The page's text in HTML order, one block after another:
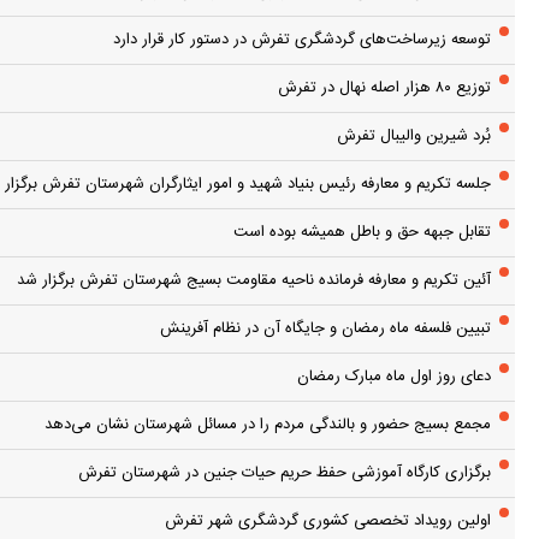
توسعه زیرساخت‌های گردشگری تفرش در دستور کار قرار دارد
توزیع ۸۰ هزار اصله نهال در تفرش
بُرد شیرین والیبال تفرش
جلسه تکریم و معارفه رئیس بنیاد شهید و امور ایثارگران شهرستان تفرش
تقابل جبهه حق و باطل همیشه بوده است
آئین تکریم و معارفه فرمانده ناحیه مقاومت بسیج شهرستان تفرش برگزار شد
تبیین فلسفه ماه رمضان و جایگاه آن در نظام آفرینش
دعای روز اول ماه مبارک رمضان
مجمع بسیج حضور و بالندگی مردم را در مسائل شهرستان نشان می‌دهد
برگزاری کارگاه آموزشی حفظ حریم حیات جنین در شهرستان تفرش
اولین رویداد تخصصی کشوری گردشگری شهر تفرش